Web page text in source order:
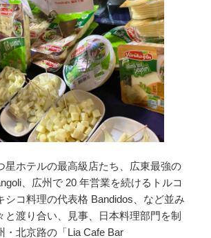
星ホテルの最高級店たち、広東最強の
、広州で 20 年営業を続けるトルコ
シコ料理の代表格 Bandidos、など並み
と渡り合い、見事、日本料理部門を制
・北京路の「Lia Cafe Bar